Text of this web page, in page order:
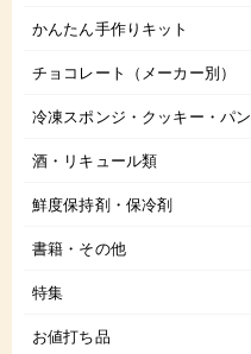
かんたん手作りキット
チョコレート（メーカー別）
冷凍スポンジ・クッキー・パン
酒・リキュール類
鮮度保持剤・保冷剤
書籍・その他
特集
お値打ち品